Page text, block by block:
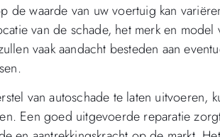
de waarde van uw voertuig kan
van de schade, het merk en
vaak aandacht besteden aan
van autoschade te laten uitvoeren,
Een goed uitgevoerde reparatie